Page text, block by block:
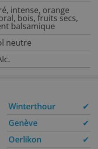
intense, orange
bois, fruits secs,
balsamique
neutre
Winterthour
✔
Genève
✔
Oerlikon
✔